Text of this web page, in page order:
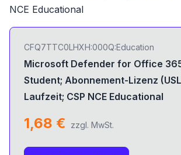
NCE Educational
CFQ7TTC0LHXH:000Q:Education
Microsoft Defender for Office
Student; Abonnement-Lizenz
Laufzeit; CSP NCE Educational
1,68 € zzgl. MwSt.